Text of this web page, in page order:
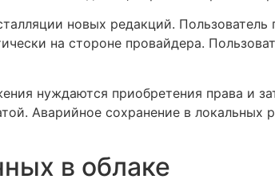
новых редакций. Пользователь
на стороне провайдера.
нуждаются приобретения права и
Аварийное сохранение в локальных
в облаке